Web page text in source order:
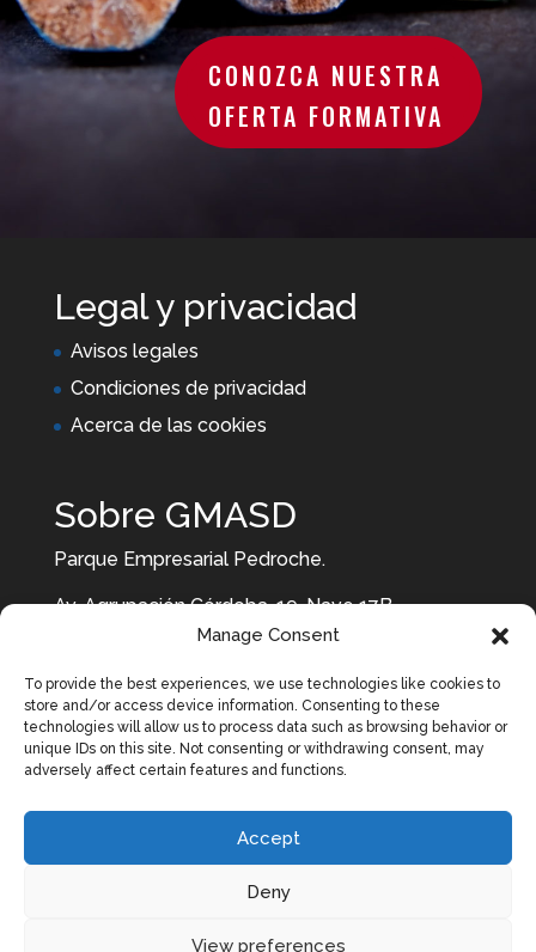
Manage Consent
To provide the best experiences, we use technologies like cookies to
store and/or access device information. Consenting to these
technologies will allow us to process data such as browsing behavior or
unique IDs on this site. Not consenting or withdrawing consent, may
adversely affect certain features and functions.
Accept
Deny
View preferences
CONOZCA NUESTRA
OFERTA FORMATIVA
Legal y privacidad
Avisos legales
Condiciones de privacidad
Acerca de las cookies
Sobre GMASD
Parque Empresarial Pedroche.
Av. Agrupación Córdoba, 19, Nave 17B.
957 10 29 29 637 87 99 92